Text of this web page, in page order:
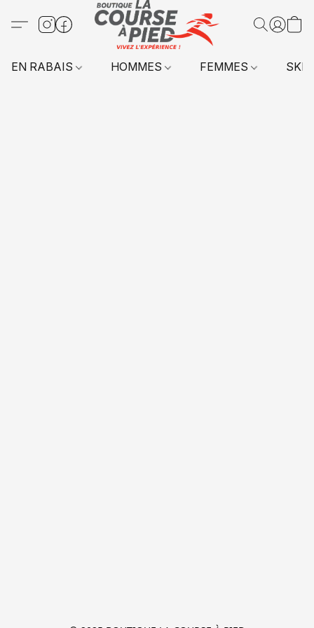
EN RABAIS HOMMES FEMMES SKI